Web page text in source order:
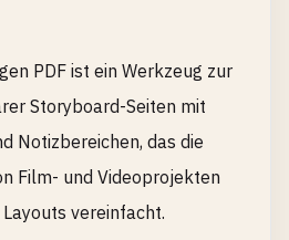
PDF ist ein Werkzeug zur
Storyboard-Seiten mit
Notizbereichen, das die
Film- und Videoprojekten
vereinfacht.